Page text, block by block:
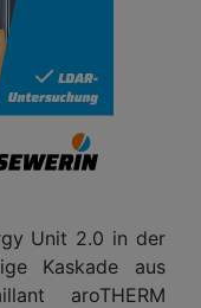
Unit 2.0 in der
Kaskade aus
aroTHERM